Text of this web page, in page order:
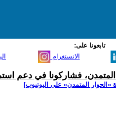
تابعونا على:
الانستغرام
فشاركونا في دعم
‫«الحوار المتمدن» على اليوتيوب]